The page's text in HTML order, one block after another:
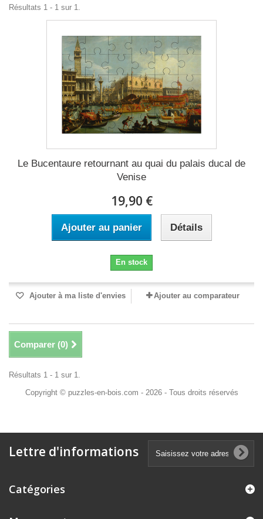
Résultats 1 - 1 sur 1.
Le Bucentaure retournant au quai du palais ducal de
Venise
19,90 €
Ajouter au panier Détails
En stock
Ajouter à ma liste d'envies Ajouter au comparateur
Comparer (0)
Résultats 1 - 1 sur 1.
Copyright © puzzles-en-bois.com - 2026 - Tous droits réservés
Lettre d'informations
Catégories